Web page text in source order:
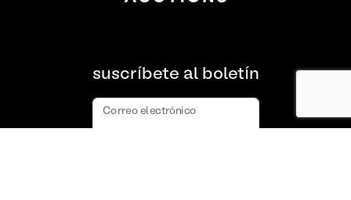
suscríbete al boletín
Correo electrónico